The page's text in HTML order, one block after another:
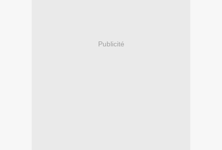
Publicité